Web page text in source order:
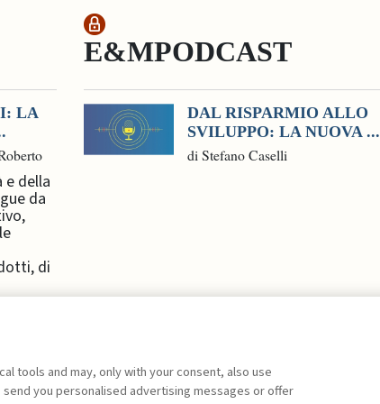
LA
e della
da
di
E&MPODCAST
DAL RISPARMIO ALLO
SVILUPPO: LA NUOVA ...
di Stefano Caselli
agli abbonati Premium
tools and may, only with your consent, also use
you personalised advertising messages or offer